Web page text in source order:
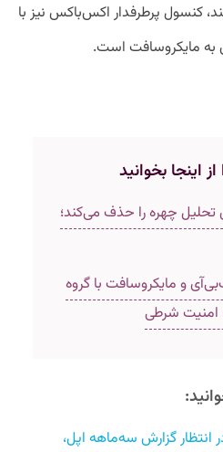
کنسول پرطرفدار اکس‌باکس نیز با
اینجا بخوانید
تحلیل چهره را حذف می‌کند؛
و مایکروسافت با گروه
انتظار گزارش سه‌ماهه اپل،